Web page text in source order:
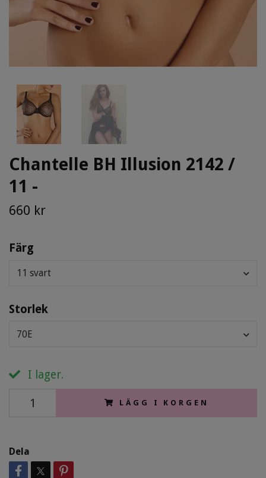
Chantelle BH Illusion 2142 /
11 -
660 kr
Färg
11 svart
Storlek
70E
I lager.
LÄGG I KORGEN
Dela